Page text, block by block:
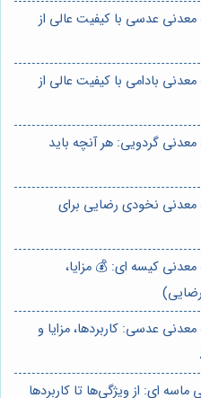
عدسی با کیفیت عالی از
بادامی با کیفیت عالی از
گردویی: هر آنچه باید
معدنی نخودی رضایی برای
کیسه ای: 💰 مزایا،
عدسی: کاربردها، مزایا و
ای: از ویژگی‌ها تا کاربردها